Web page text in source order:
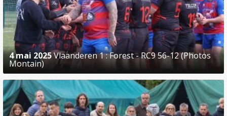
4 mai 2025Vlaanderen 1 : Forest - RC9 56-12 (Photos
Montain)